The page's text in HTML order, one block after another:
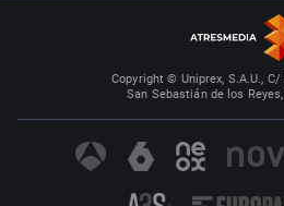
Copyright © Uniprex, S.A.U.,
San Sebastián de los